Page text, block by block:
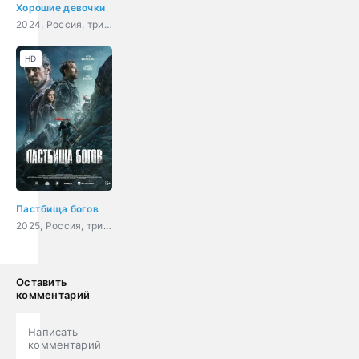
Хорошие девочки
2024, Россия, триллер
Пастбища богов
2025, Россия, триллер
HD
Оставить
комментарий
Написать
комментарий